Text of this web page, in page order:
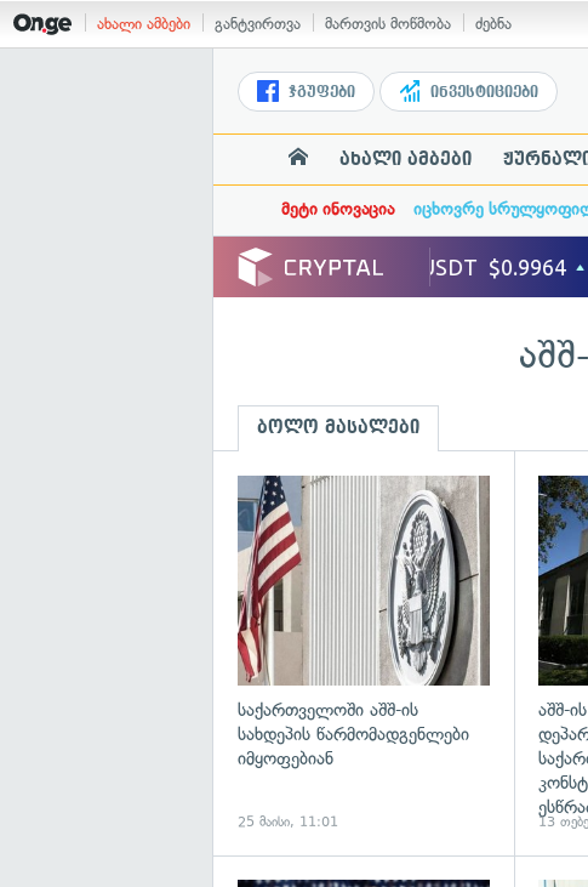
ახალი ამბები განტვირთვა მართვის მოწმობა ძებნა
ჯგუფები ინვესტიციები
ახალი ამბები
მეტი ინოვაცია იცხოვრე
ბოლო მასალები
საქართველოში აშშ-ის
სახდეპის წარმომადგენლები
იმყოფებიან
25 მაისი, 11:01
აშშ-
13